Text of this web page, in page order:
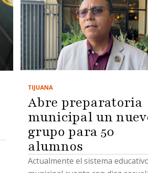
TIJUANA
Abre preparatoria
municipal un
grupo para 50
alumnos
Actualmente el sistema